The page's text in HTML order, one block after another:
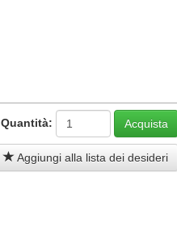
Quantità:
Aggiungi alla lista dei desideri